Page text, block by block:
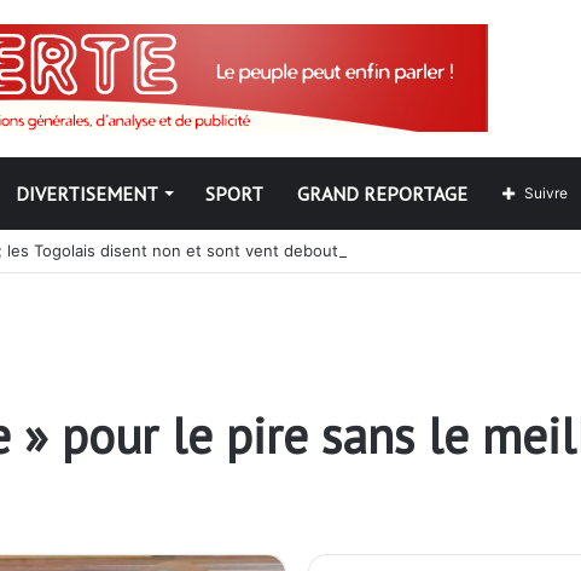
DIVERTISEMENT SPORT GRAND REPORTAGE Suivre
Togolais disent non et sont vent debout
» pour le pire sans le